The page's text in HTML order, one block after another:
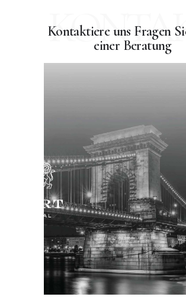
Kontaktiere uns Fragen
einer Beratung